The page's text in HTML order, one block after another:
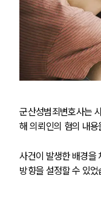
군산성범죄변호사는
해 의뢰인의 혐의 내
사건이 발생한 배경을
방향을 설정할 수 있었